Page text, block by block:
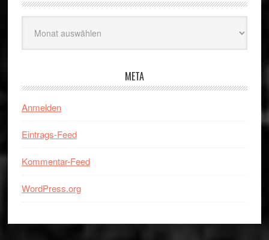
META
Anmelden
Eintrags-Feed
Kommentar-Feed
WordPress.org